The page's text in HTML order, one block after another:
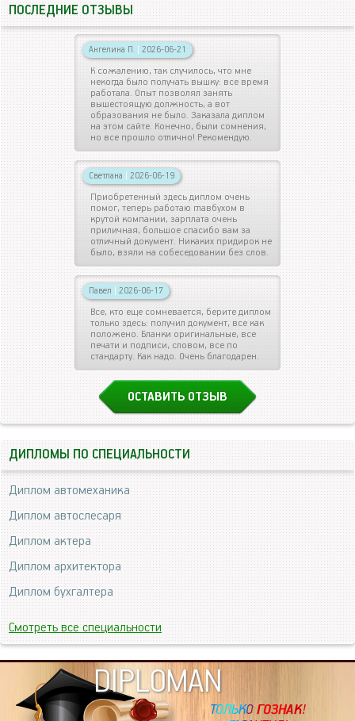
ПОСЛЕДНИЕ ОТЗЫВЫ
Ангелина П. | 2026-06-21
К сожалению, так случилось, что мне
некогда было получать вышку: все время
работала. Опыт позволял занять
вышестоящую должность, а вот
образования не было. Заказала диплом
на этом сайте. Конечно, были сомнения,
но все прошло отлично! Рекомендую.
Светлана | 2026-06-19
Приобретенный здесь диплом очень
помог, теперь работаю главбухом в
крутой компании, зарплата очень
приличная, большое спасибо вам за
отличный документ. Никаких придирок не
было, взяли на собеседовании без слов.
Павел | 2026-06-17
Все, кто еще сомневается, берите диплом
только здесь: получил документ, все как
положено. Бланки оригинальные, все
печати и подписи, словом, все по
стандарту. Как надо. Очень благодарен.
ОСТАВИТЬ ОТЗЫВ
ДИПЛОМЫ ПО СПЕЦИАЛЬНОСТИ
Диплом автомеханика
Диплом автослесаря
Диплом актера
Диплом архитектора
Диплом бухгалтера
Смотреть все специальности
DIPLOMAN